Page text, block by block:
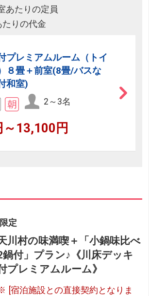
あたりの定員
りの代金
プレミアムルーム（トイ
８畳＋前室(8畳/バスな
和室)
2～3名
13,100円
定
川村の味満喫＋「小鍋味比べ
鍋付」プラン♪《川床デッキ
プレミアムルーム》
[宿泊施設との直接契約となりま